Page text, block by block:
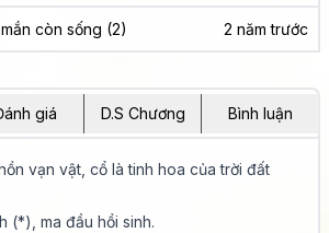
còn sống (2) 2 năm trước
giá D.S Chương Bình luận
vạn vật, cổ là tinh hoa của trời đất
(*), ma đầu hồi sinh.